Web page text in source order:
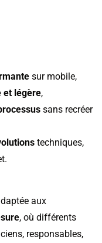
sur mobile,
et légère,
sans recréer
techniques,
aux
, où différents
responsables,